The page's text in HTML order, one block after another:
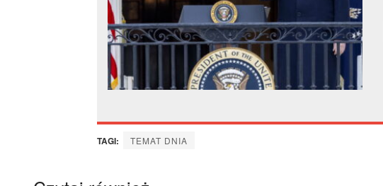
TAGI: TEMAT DNIA